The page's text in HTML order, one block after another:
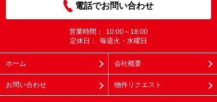
電話でお問い合わせ
営業時間：
10:00～18:00
定休日：
毎週火・水曜日
ホーム 会社概要
お問い合わせ 物件リクエスト